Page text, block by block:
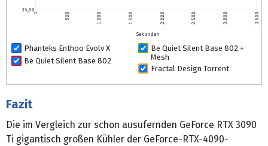
35,00
1 500 1.000 1.500 2.000 2.500 3.000 3.500
Sekunden
Phanteks Enthoo Evolv X
Be Quiet Silent Base 802
Be Quiet Silent Base 802 +
Mesh
Fractal Design Torrent
Fazit
Die im Vergleich zur schon ausufernden GeForce RTX 3090
Ti gigantisch großen Kühler der GeForce-RTX-4090-